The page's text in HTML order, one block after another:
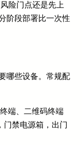
险门点还是先上
阶段部署比一次性
哪些设备。常规配
端、二维码终端
门禁电源箱，出门